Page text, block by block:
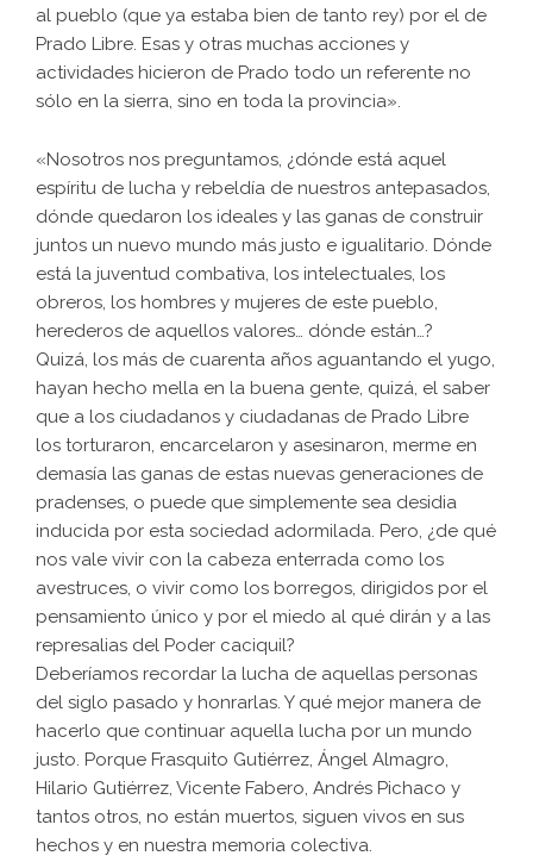
al pueblo (que ya estaba bien de tanto rey) por el de
Prado Libre. Esas y otras muchas acciones y
actividades hicieron de Prado todo un referente no
sólo en la sierra, sino en toda la provincia».
«Nosotros nos preguntamos, ¿dónde está aquel
espíritu de lucha y rebeldía de nuestros antepasados,
dónde quedaron los ideales y las ganas de construir
juntos un nuevo mundo más justo e igualitario. Dónde
está la juventud combativa, los intelectuales, los
obreros, los hombres y mujeres de este pueblo,
herederos de aquellos valores… dónde están…?
Quizá, los más de cuarenta años aguantando el yugo,
hayan hecho mella en la buena gente, quizá, el saber
que a los ciudadanos y ciudadanas de Prado Libre
los torturaron, encarcelaron y asesinaron, merme en
demasía las ganas de estas nuevas generaciones de
pradenses, o puede que simplemente sea desidia
inducida por esta sociedad adormilada. Pero, ¿de qué
nos vale vivir con la cabeza enterrada como los
avestruces, o vivir como los borregos, dirigidos por el
pensamiento único y por el miedo al qué dirán y a las
represalias del Poder caciquil?
Deberíamos recordar la lucha de aquellas personas
del siglo pasado y honrarlas. Y qué mejor manera de
hacerlo que continuar aquella lucha por un mundo
justo. Porque Frasquito Gutiérrez, Ángel Almagro,
Hilario Gutiérrez, Vicente Fabero, Andrés Pichaco y
tantos otros, no están muertos, siguen vivos en sus
hechos y en nuestra memoria colectiva.